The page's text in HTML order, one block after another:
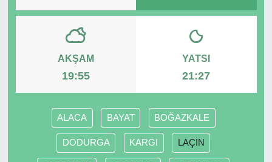
AKŞAM
19:55
YATSI
21:27
ALACA BAYAT BOĞAZKALE
DODURGA KARGI LAÇİN